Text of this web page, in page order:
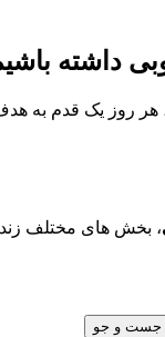
داشته
هر روز یک قدم به
، بخش های مختلف
جست و جو